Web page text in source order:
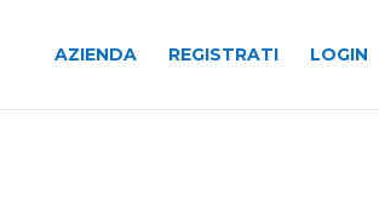
AZIENDA REGISTRATI LOGIN